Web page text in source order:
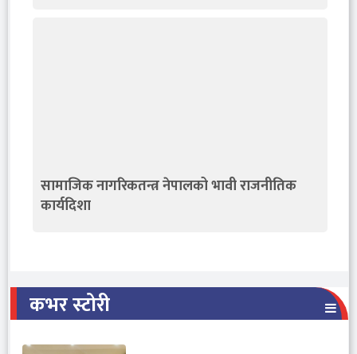
सामाजिक नागरिकतन्त्र नेपालको भावी राजनीतिक
कार्यदिशा
कभर स्टोरी